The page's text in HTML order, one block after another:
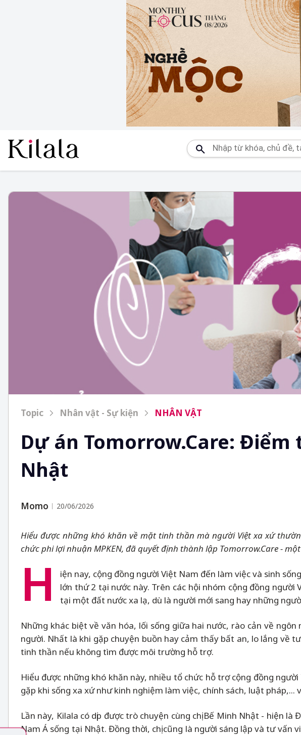
Topic Nhân vật - Sự kiện NHÂN VẬT
Dự án Tomorrow.Care:
Nhật
Momo 20/06/2026
Hiểu được những khó khăn về mặt tinh thần mà người Việt xa xứ
chức phi lợi nhuận MPKEN, đã quyết định thành lập Tomorrow.Care -
H
iện nay, cộng đồng người Việt Nam đến làm việc và sinh
lớn thứ 2 tại nước này. Trên các hội nhóm cộng đồng
tại một đất nước xa lạ, dù là người mới sang hay những
Những khác biệt về văn hóa, lối sống giữa hai nước, rào cản về
người. Nhất là khi gặp chuyện buồn hay cảm thấy bất an, lo lắng về
tinh thần nếu không tìm được môi trường hỗ trợ.
Hiểu được những khó khăn này, nhiều tổ chức hỗ trợ cộng đồng
gặp khi sống xa xứ như kinh nghiệm làm việc, chính sách, luật pháp,...
Lần này, Kilala có dịp được trò chuyện cùng chị Bế Minh Nhật - hiện là
Nam Á sống tại Nhật. Đồng thời, chị cũng là người sáng lập và tư